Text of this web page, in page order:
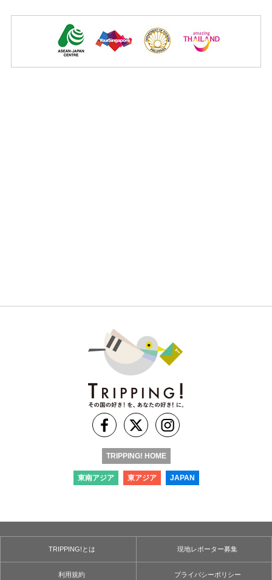
TRIPPING! HOME
東南アジア 東アジア JAPAN
TRIPPING!とは 現地レポーター募集
利用規約 プライバシーポリシー